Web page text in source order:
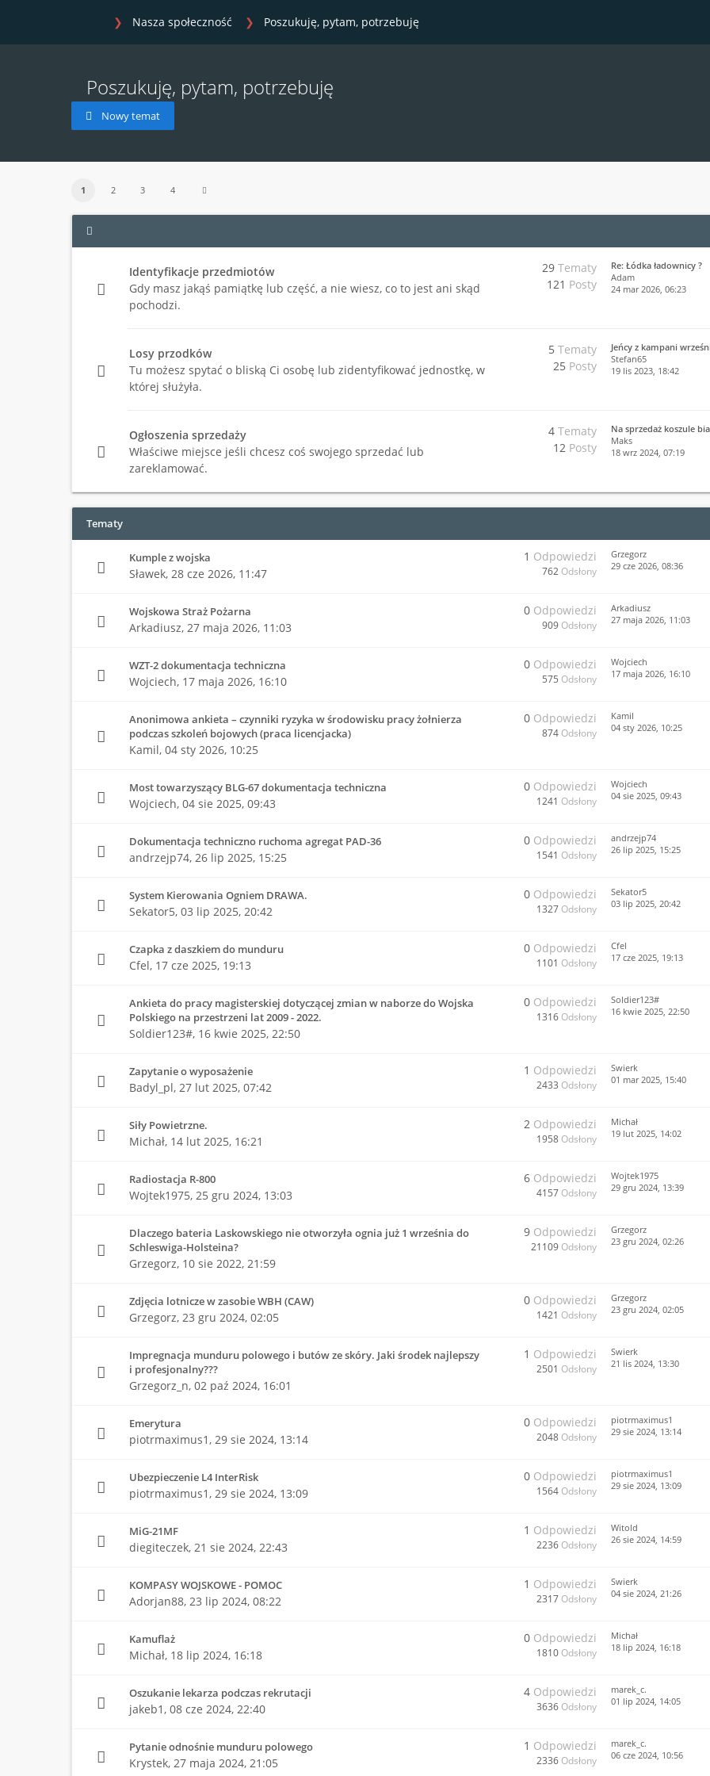
Nasza społeczność Poszukuję, pytam, potrzebuję
Poszukuję, pytam, potrzebuję
Nowy temat
1 2 3 4
Identyfikacje przedmiotów
Gdy masz jakąś pamiątkę lub część, a nie wiesz, co to jest ani skąd
pochodzi.
29 Tematy
121 Posty
Re: Łódka ładownicy ?
Adam
24 mar 2026, 06:23
Losy przodków
Tu możesz spytać o bliską Ci osobę lub zidentyfikować jednostkę, w
której służyła.
5 Tematy
25 Posty
Jeńcy z kampani
Stefan65
19 lis 2023, 18:42
Ogłoszenia sprzedaży
Właściwe miejsce jeśli chcesz coś swojego sprzedać lub
zareklamować.
4 Tematy
12 Posty
Na sprzedaż koszule
Maks
18 wrz 2024, 07:19
Tematy
Kumple z wojska
Sławek, 28 cze 2026, 11:47
1 Odpowiedzi
762 Odsłony
Grzegorz
29 cze 2026, 08:36
Wojskowa Straż Pożarna
Arkadiusz, 27 maja 2026, 11:03
0 Odpowiedzi
909 Odsłony
Arkadiusz
27 maja 2026, 11:03
WZT-2 dokumentacja techniczna
Wojciech, 17 maja 2026, 16:10
0 Odpowiedzi
575 Odsłony
Wojciech
17 maja 2026, 16:10
Anonimowa ankieta – czynniki ryzyka w środowisku pracy żołnierza
podczas szkoleń bojowych (praca licencjacka)
Kamil, 04 sty 2026, 10:25
0 Odpowiedzi
874 Odsłony
Kamil
04 sty 2026, 10:25
Most towarzyszący BLG-67 dokumentacja techniczna
Wojciech, 04 sie 2025, 09:43
0 Odpowiedzi
1241 Odsłony
Wojciech
04 sie 2025, 09:43
Dokumentacja techniczno ruchoma agregat PAD-36
andrzejp74, 26 lip 2025, 15:25
0 Odpowiedzi
1541 Odsłony
andrzejp74
26 lip 2025, 15:25
System Kierowania Ogniem DRAWA.
Sekator5, 03 lip 2025, 20:42
0 Odpowiedzi
1327 Odsłony
Sekator5
03 lip 2025, 20:42
Czapka z daszkiem do munduru
Cfel, 17 cze 2025, 19:13
0 Odpowiedzi
1101 Odsłony
Cfel
17 cze 2025, 19:13
Ankieta do pracy magisterskiej dotyczącej zmian w naborze do Wojska
Polskiego na przestrzeni lat 2009 - 2022.
Soldier123#, 16 kwie 2025, 22:50
0 Odpowiedzi
1316 Odsłony
Soldier123#
16 kwie 2025, 22:50
Zapytanie o wyposażenie
Badyl_pl, 27 lut 2025, 07:42
1 Odpowiedzi
2433 Odsłony
Swierk
01 mar 2025, 15:40
Siły Powietrzne.
Michał, 14 lut 2025, 16:21
2 Odpowiedzi
1958 Odsłony
Michał
19 lut 2025, 14:02
Radiostacja R-800
Wojtek1975, 25 gru 2024, 13:03
6 Odpowiedzi
4157 Odsłony
Wojtek1975
29 gru 2024, 13:39
Dlaczego bateria Laskowskiego nie otworzyła ognia już 1 września do
Schleswiga-Holsteina?
Grzegorz, 10 sie 2022, 21:59
9 Odpowiedzi
21109 Odsłony
Grzegorz
23 gru 2024, 02:26
Zdjęcia lotnicze w zasobie WBH (CAW)
Grzegorz, 23 gru 2024, 02:05
0 Odpowiedzi
1421 Odsłony
Grzegorz
23 gru 2024, 02:05
Impregnacja munduru polowego i butów ze skóry. Jaki środek najlepszy
i profesjonalny???
Grzegorz_n, 02 paź 2024, 16:01
1 Odpowiedzi
2501 Odsłony
Swierk
21 lis 2024, 13:30
Emerytura
piotrmaximus1, 29 sie 2024, 13:14
0 Odpowiedzi
2048 Odsłony
piotrmaximus1
29 sie 2024, 13:14
Ubezpieczenie L4 InterRisk
piotrmaximus1, 29 sie 2024, 13:09
0 Odpowiedzi
1564 Odsłony
piotrmaximus1
29 sie 2024, 13:09
MiG-21MF
diegiteczek, 21 sie 2024, 22:43
1 Odpowiedzi
2236 Odsłony
Witold
26 sie 2024, 14:59
KOMPASY WOJSKOWE - POMOC
Adorjan88, 23 lip 2024, 08:22
1 Odpowiedzi
2317 Odsłony
Swierk
04 sie 2024, 21:26
Kamuflaż
Michał, 18 lip 2024, 16:18
0 Odpowiedzi
1810 Odsłony
Michał
18 lip 2024, 16:18
Oszukanie lekarza podczas rekrutacji
jakeb1, 08 cze 2024, 22:40
4 Odpowiedzi
3636 Odsłony
marek_c.
01 lip 2024, 14:05
Pytanie odnośnie munduru polowego
Krystek, 27 maja 2024, 21:05
1 Odpowiedzi
2336 Odsłony
marek_c.
06 cze 2024, 10:56